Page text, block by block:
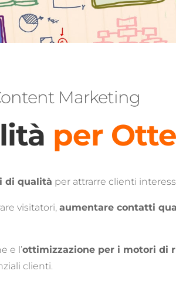
Marketing
per
di qualità per attrarre clienti
visitatori, aumentare contatti
e l’ottimizzazione per i motori di
clienti.